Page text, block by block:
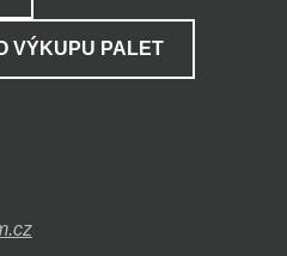
VÝKUPU PALET